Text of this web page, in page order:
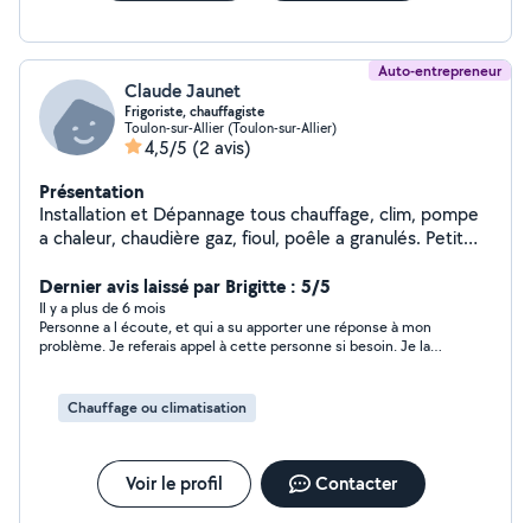
Auto-entrepreneur
Claude Jaunet
Frigoriste, chauffagiste
Toulon-sur-Allier (Toulon-sur-Allier)
4,5/5 (2 avis)
Présentation
Installation et Dépannage tous chauffage, clim, pompe
a chaleur, chaudière gaz, fioul, poêle a granulés. Petit
Dernier avis laissé par Brigitte : 5/5
Il y a plus de 6 mois
Personne a l écoute, et qui a su apporter une réponse à mon
problème. Je referais appel à cette personne si besoin. Je la
Chauffage ou climatisation
Voir le profil Contacter